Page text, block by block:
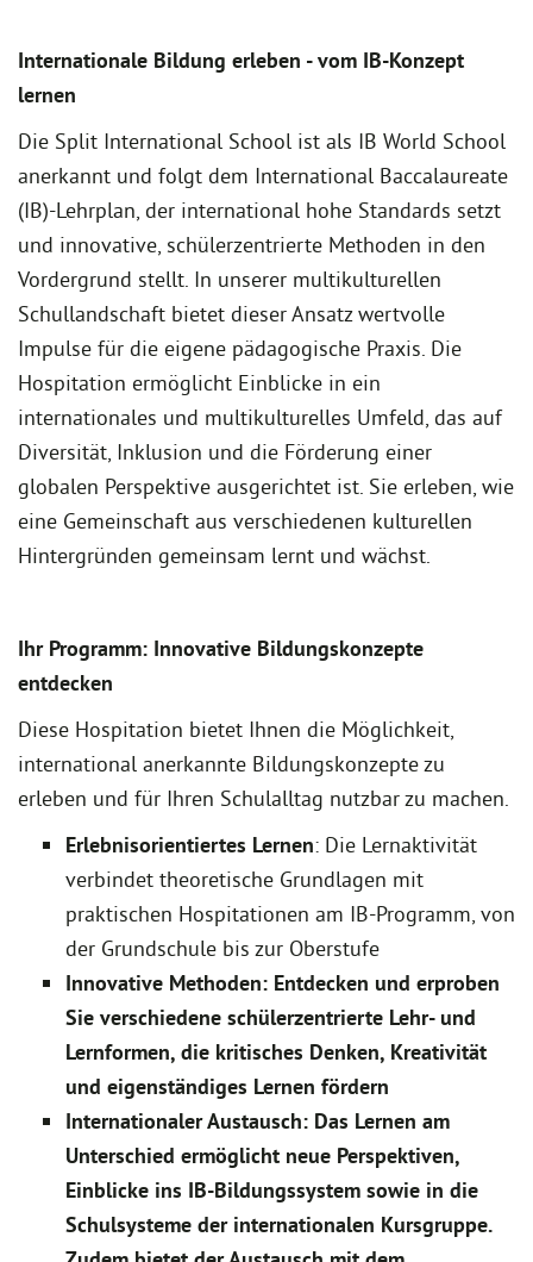
Internationale Bildung erleben - vom IB-Konzept
lernen
Die Split International School ist als IB World School
anerkannt und folgt dem International Baccalaureate
(IB)-Lehrplan, der international hohe Standards setzt
und innovative, schülerzentrierte Methoden in den
Vordergrund stellt. In unserer multikulturellen
Schullandschaft bietet dieser Ansatz wertvolle
Impulse für die eigene pädagogische Praxis. Die
Hospitation ermöglicht Einblicke in ein
internationales und multikulturelles Umfeld, das auf
Diversität, Inklusion und die Förderung einer
globalen Perspektive ausgerichtet ist. Sie erleben, wie
eine Gemeinschaft aus verschiedenen kulturellen
Hintergründen gemeinsam lernt und wächst.
Ihr Programm: Innovative Bildungskonzepte
entdecken
Diese Hospitation bietet Ihnen die Möglichkeit,
international anerkannte Bildungskonzepte zu
erleben und für Ihren Schulalltag nutzbar zu machen.
Erlebnisorientiertes Lernen: Die Lernaktivität
verbindet theoretische Grundlagen mit
praktischen Hospitationen am IB-Programm, von
der Grundschule bis zur Oberstufe
Innovative Methoden: Entdecken und erproben
Sie verschiedene schülerzentrierte Lehr- und
Lernformen, die kritisches Denken, Kreativität
und eigenständiges Lernen fördern
Internationaler Austausch: Das Lernen am
Unterschied ermöglicht neue Perspektiven,
Einblicke ins IB-Bildungssystem sowie in die
Schulsysteme der internationalen Kursgruppe.